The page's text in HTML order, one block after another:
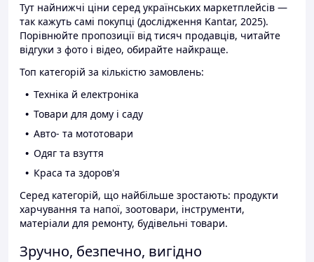
Тут найнижчі ціни серед українських маркетплейсів —
так кажуть самі покупці (дослідження Kantar, 2025).
Порівнюйте пропозиції від тисяч продавців, читайте
відгуки з фото і відео, обирайте найкраще.
Топ категорій за кількістю замовлень:
Техніка й електроніка
Товари для дому і саду
Авто- та мототовари
Одяг та взуття
Краса та здоров'я
Серед категорій, що найбільше зростають: продукти
харчування та напої, зоотовари, інструменти,
матеріали для ремонту, будівельні товари.
Зручно, безпечно, вигідно